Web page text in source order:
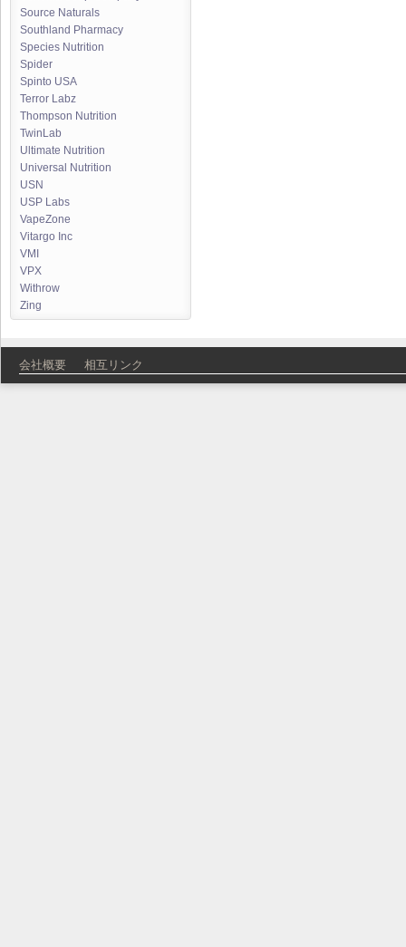
Source Naturals
Southland Pharmacy
Species Nutrition
Spider
Spinto USA
Terror Labz
Thompson Nutrition
TwinLab
Ultimate Nutrition
Universal Nutrition
USN
USP Labs
VapeZone
Vitargo Inc
VMI
VPX
Withrow
Zing
会社概要 相互リンク